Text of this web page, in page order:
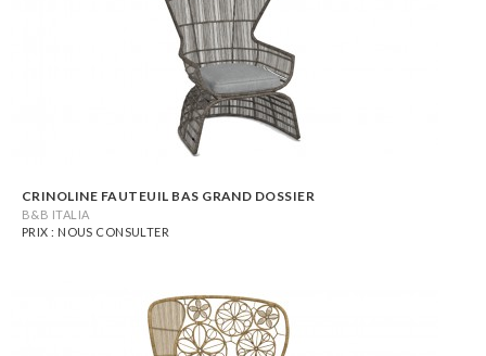
CRINOLINE FAUTEUIL BAS GRAND DOSSIER
B&B ITALIA
PRIX : NOUS CONSULTER